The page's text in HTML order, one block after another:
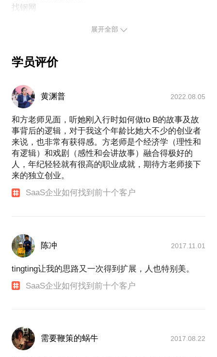
哪些商业活动值得去，哪些人值得交往，一家目标公
见面破冰可以聊些什么，如何倾听客户的理性/非理性
在什么时机可以提出原始合作计划外的进一步合作提
如何已乙方的身份在谈判中占得先机。
展开全部
学员评价
黄渊普 2022.08.05
和方老师见面，听她刚入行时如何做to B的故事及故
事背后的逻辑，对于我这个年龄比她大不少的创业者
来说，也非常有获得感。方老师是个经济学（理性和
有逻辑）和戏剧（感性和会讲故事）融合得极好的
人，年纪轻轻就有很高的职业成就，期待方老师接下
来的独立创业。
SaaS企业如何找到前十个客户
陈冲 2017.11.01
tingting让我的思路又一次得到扩展，人也特别美。
SaaS企业如何找到前十个客户
需要鞭策的蜗牛 2017.08.22